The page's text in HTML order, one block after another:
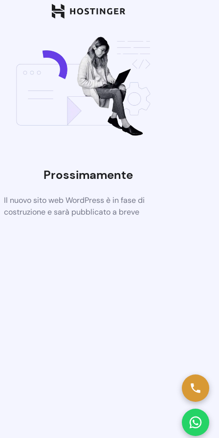
Prossimamente
Il nuovo sito web WordPress è in fase di
costruzione e sarà pubblicato a breve